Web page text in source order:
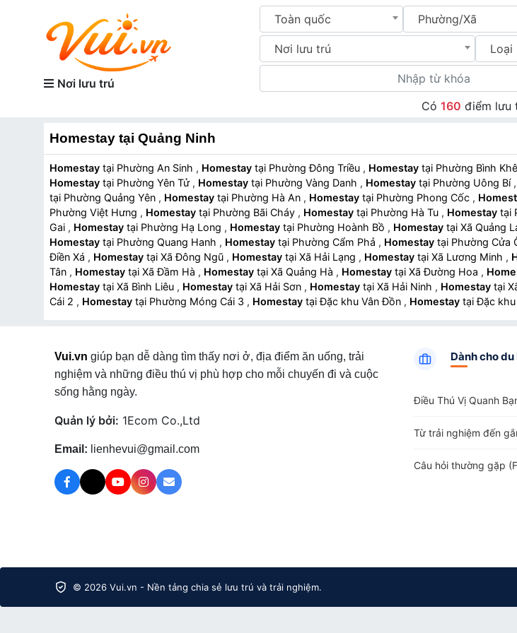
Nơi lưu trú
Toàn quốc Phường/Xã
Nơi lưu trú Loại
Có 160 điểm lưu
Homestay tại Quảng Ninh
Homestay tại Phường An Sinh , Homestay tại Phường Đông Triều , Homestay tại Phường Bình Khê
Homestay
tại Phường Yên Tử , Homestay tại Phường Vàng Danh , Homestay tại Phường Uông Bí ,
tại Phường Quảng Yên , Homestay tại Phường Hà An , Homestay tại Phường Phong Cốc ,
Phường Việt Hưng , Homestay tại Phường Bãi Cháy , Homestay tại Phường Hà Tu , Homestay
Gai , Homestay tại Phường Hạ Long , Homestay tại Phường Hoành Bồ , Homestay tại Xã Quảng
Homestay
tại Phường Quang Hanh , Homestay tại Phường Cẩm Phả , Homestay tại Phường Cửa
Điền Xá , Homestay tại Xã Đông Ngũ , Homestay tại Xã Hải Lạng , Homestay tại Xã Lương Minh ,
Tân , Homestay tại Xã Đầm Hà , Homestay tại Xã Quảng Hà , Homestay tại Xã Đường Hoa ,
Homestay
tại Xã Bình Liêu , Homestay tại Xã Hải Sơn , Homestay tại Xã Hải Ninh , Homestay
Cái 2 , Homestay tại Phường Móng Cái 3 , Homestay tại Đặc khu Vân Đồn , Homestay tại Đặc
Vui.vn giúp bạn dễ dàng tìm thấy nơi ở, địa điểm ăn uống, trải
nghiệm và những điều thú vị phù hợp cho mỗi chuyến đi và cuộc
sống hằng ngày.
Quản lý bởi: 1Ecom Co.,Ltd
Email: lienhevui@gmail.com
Dành cho
Điều Thú Vị Quanh
Từ trải nghiệm đến
Câu hỏi thường gặp
© 2026 Vui.vn - Nền tảng chia sẻ lưu trú và trải nghiệm.